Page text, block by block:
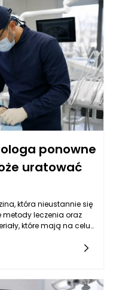
ponowne
uratować
która nieustannie się
leczenia oraz
które mają na celu
ratunku dla zębów
ponowne leczenie